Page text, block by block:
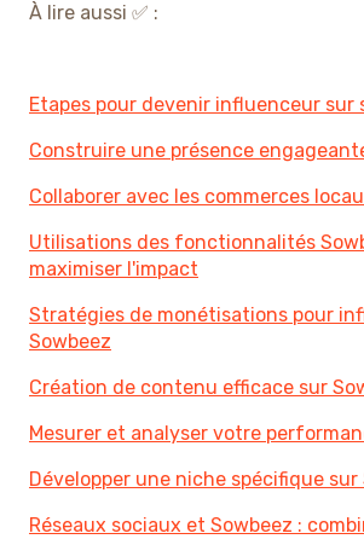
À lire aussi ✅ :
Etapes pour devenir influenceur sur
Construire une présence
Collaborer avec les commerces
Utilisations des fonctionnalités
maximiser l'impact
Stratégies de monétisations pour
Sowbeez
Création de contenu efficace sur
Mesurer et analyser votre
Développer une niche spécifique sur
Réseaux sociaux et Sowbeez :